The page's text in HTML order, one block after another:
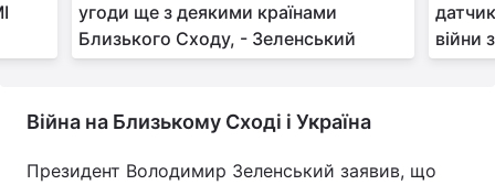
угоди ще з деякими країнами
Близького Сходу, - Зеленський
війни
Війна на Близькому Сході і Україна
Президент Володимир Зеленський заявив, що